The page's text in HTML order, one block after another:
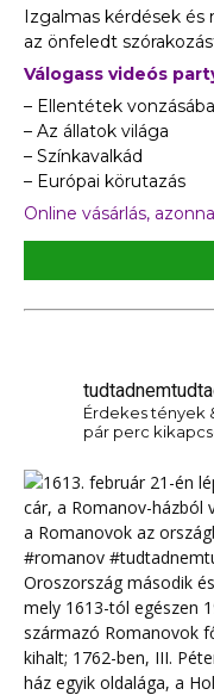
Izgalmas kérdések
az önfeledt
Válogass videós
– Ellentétek
– Az állatok világa
– Színkavalkád
– Európai körutazás
Online vásárlás,
Érdekes tények
pár perc